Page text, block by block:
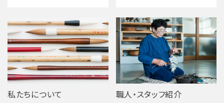
私たちについて 職人・スタッフ紹介